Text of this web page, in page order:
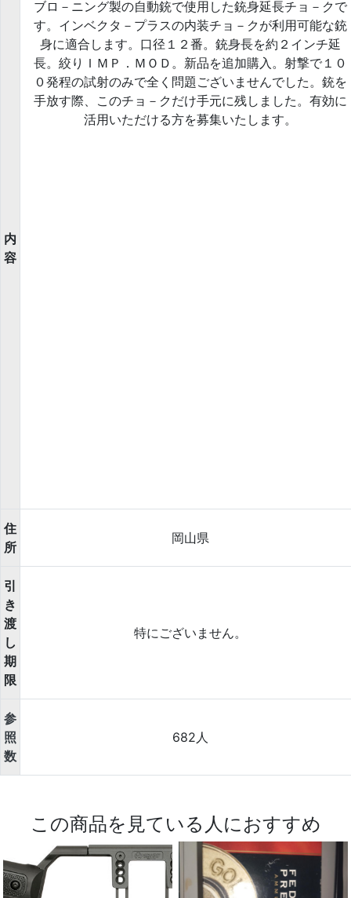
内
容
ブロ－ニング製の自動銃で使用した銃身延長チョ－クで
す。インベクタ－プラスの内装チョ－クが利用可能な銃
身に適合します。口径１２番。銃身長を約２インチ延
長。絞りＩＭＰ．ＭＯＤ。新品を追加購入。射撃で１０
０発程の試射のみで全く問題ございませんでした。銃を
手放す際、このチョ－クだけ手元に残しました。有効に
活用いただける方を募集いたします。
住
所
岡山県
引
き
渡
し
期
限
特にございません。
参
照
数
682人
この商品を見ている人におすすめ